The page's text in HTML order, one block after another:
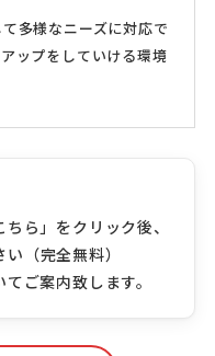
多様なニーズに対応で
ップをしていける環境
ら」をクリック後、
（完全無料）
ご案内致します。